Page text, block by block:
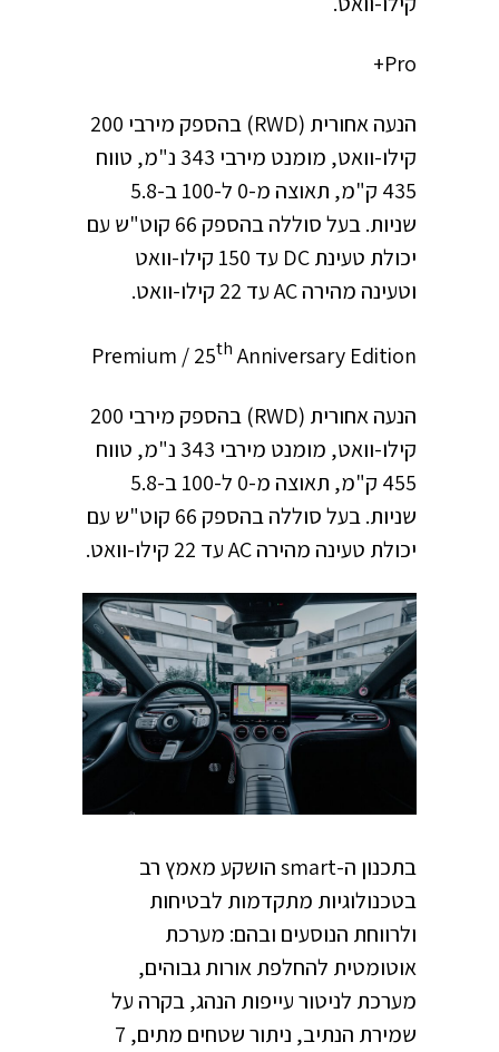
Pro+
הנעה אחורית (RWD) בהספק מירבי 200
קילו-וואט, מומנט מירבי 343 נ"מ, טווח
435 ק"מ, תאוצה מ-0 ל-100 ב-5.8
שניות. בעל סוללה בהספק 66 קוט"ש עם
יכולת טעינת DC עד 150 קילו-וואט
וטעינה מהירה AC עד 22 קילו-וואט.
Premium / 25thAnniversary Edition
הנעה אחורית (RWD) בהספק מירבי 200
קילו-וואט, מומנט מירבי 343 נ"מ, טווח
455 ק"מ, תאוצה מ-0 ל-100 ב-5.8
שניות. בעל סוללה בהספק 66 קוט"ש עם
יכולת טעינה מהירה AC עד 22 קילו-וואט.
בתכנון ה-smart הושקע מאמץ רב
בטכנולוגיות מתקדמות לבטיחות
ולרווחת הנוסעים ובהם: מערכת
אוטומטית להחלפת אורות גבוהים,
מערכת לניטור עייפות הנהג, בקרה על
שמירת הנתיב, ניתור שטחים מתים, 7